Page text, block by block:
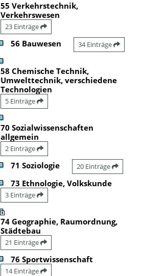
55 Verkehrstechnik,
Verkehrswesen
23 Einträge
56 Bauwesen 34 Einträge
58 Chemische Technik,
Umwelttechnik, verschiedene
Technologien
5 Einträge
70 Sozialwissenschaften
allgemein
2 Einträge
71 Soziologie 20 Einträge
73 Ethnologie, Volkskunde
3 Einträge
74 Geographie, Raumordnung,
Städtebau
21 Einträge
76 Sportwissenschaft
14 Einträge